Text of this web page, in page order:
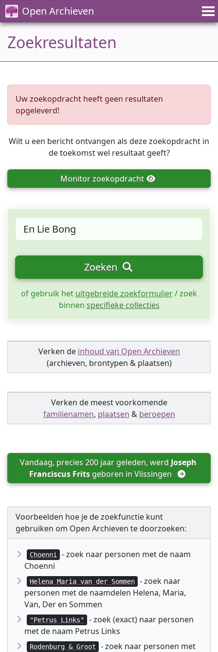
Open Archieven
Zoekresultaten
Uw zoekopdracht heeft geen resultaten
opgeleverd!
Wilt u een bericht ontvangen als deze zoekopdracht in
de toekomst wel resultaat geeft?
Monitorzoekopdracht
Zoeken
of gebruik het uitgebreide zoekformulier/ zoek
binnen specifieke collecties
Verken de inhoud van Open Archieven
(archieven, brontypen & plaatsen)
Verken de meest voorkomende
familienamen, plaatsen & beroepen
Vandaag, precies 200 jaar geleden, werd Joseph
Franciscus Frits geboren in Vlissingen
Voorbeelden hoe je de zoekfunctie kunt
gebruiken om Open Archieven te doorzoeken:
Choenni
- zoek naar personen met de naam
Choenni
Helena Maria van der Sommen
- zoek naar
personen met de naamdelen Helena, Maria,
Van, Der en Sommen
"Petrus Links"
- zoek (exact) naar personen
met de naam Petrus Links
Rodenburg & Groot
- zoek naar personen met